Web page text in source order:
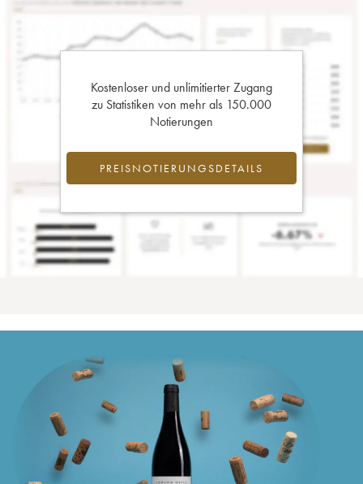
Kostenloser und unlimitierter Zugang
zu Statistiken von mehr als 150.000
Notierungen
PREISNOTIERUNGSDETAILS